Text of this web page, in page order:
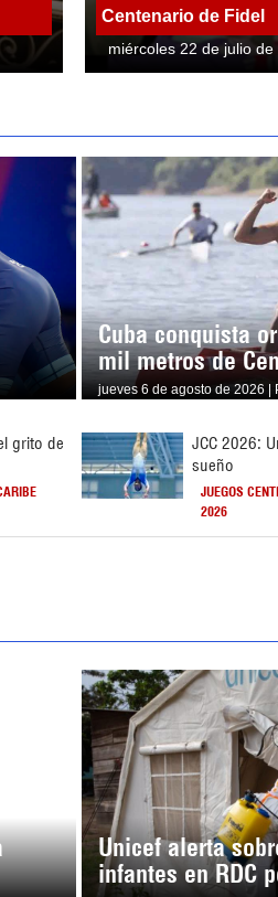
Centenario de Fidel
miércoles 22 de julio de
Cuba conquista
mil metros de
jueves 6 de agosto de 2026 |
grito de
JCC 2026:
sueño
JUEGOS
2026
Unicef alerta
infantes en RDC